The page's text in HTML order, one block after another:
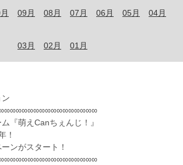
09月 08月 07月 06月 05月 04月
03月 02月 01月
『萌えCanちぇんじ！』
！
ンがスタート！